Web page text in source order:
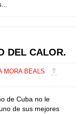
DEL CALOR.
MORA BEALS
de Cuba no le
de sus mejores